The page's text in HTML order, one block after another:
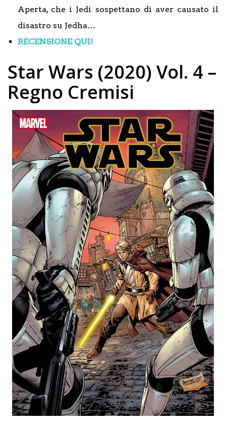
Aperta, che i Jedi sospettano di aver causato il
disastro su Jedha…
RECENSIONE QUI!
Star Wars (2020) Vol. 4 –
Regno Cremisi